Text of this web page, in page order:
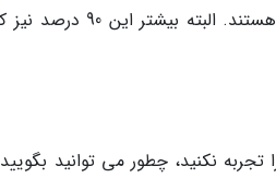
تنها 10 درصد باقیمانده
نکنید، چطور می توانید